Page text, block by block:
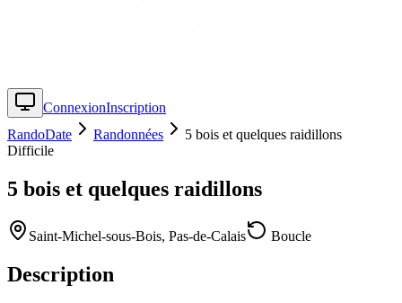
ConnexionInscription
RandoDate
Randonnées
5 bois et quelques raidillons
Difficile
5 bois et quelques raidillons
Saint-Michel-sous-Bois, Pas-de-Calais Boucle
Description